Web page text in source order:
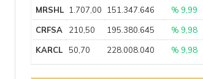
MRSHL 1.707,00 151.347.646 % 9,99
CRFSA 210,50 195.380.645 % 9,98
KARCL 50,70 228.008.040 % 9,98